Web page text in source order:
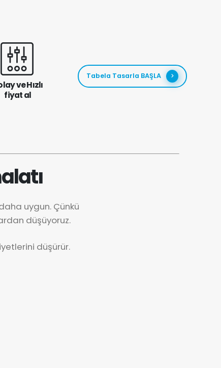
ve Hızlı
fiyat al
Tabela Tasarla BAŞLA
uygun. Çünkü
düşüyoruz.
düşürür.